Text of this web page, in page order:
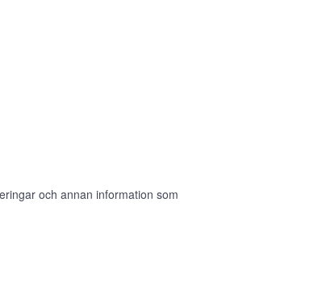
och annan information som